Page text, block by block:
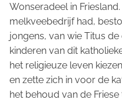
Wonseradeel in
melkveebedrijf had,
jongens, van wie Titus
kinderen van dit
het religieuze leven
en zette zich in voor de
het behoud van de